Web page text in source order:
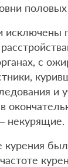
исключены
с
и
в
некурящие.